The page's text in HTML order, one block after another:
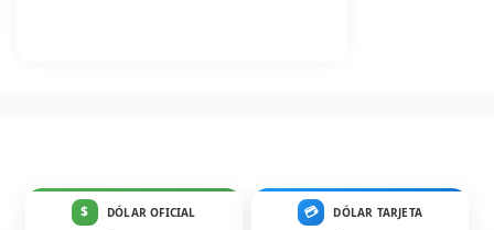
$ DÓLAR OFICIAL 💳 DÓLAR TARJETA